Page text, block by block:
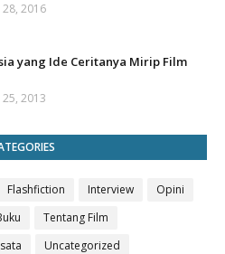
2016
yang Ide Ceritanya Mirip Film
2013
Flashfiction Interview
Opini
Tentang Film
Uncategorized